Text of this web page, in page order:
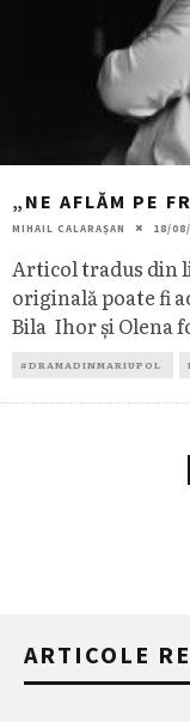
„NE AFLĂM PE
MIHAIL CALARAȘAN 18/
Articol tradus din
originală poate fi
Bila Ihor şi Olena
#DRAMADINMARIUPOL
ARTICOLE